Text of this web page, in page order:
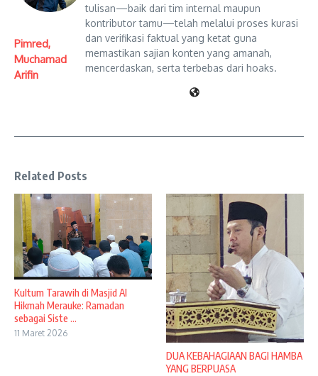
Pimred,
Muchamad
Arifin
tulisan—baik dari tim internal maupun
kontributor tamu—telah melalui proses kurasi
dan verifikasi faktual yang ketat guna
memastikan sajian konten yang amanah,
mencerdaskan, serta terbebas dari hoaks.
Related Posts
Kultum Tarawih di Masjid Al
Hikmah Merauke: Ramadan
sebagai Siste ...
11 Maret 2026
DUA KEBAHAGIAAN BAGI HAMBA
YANG BERPUASA